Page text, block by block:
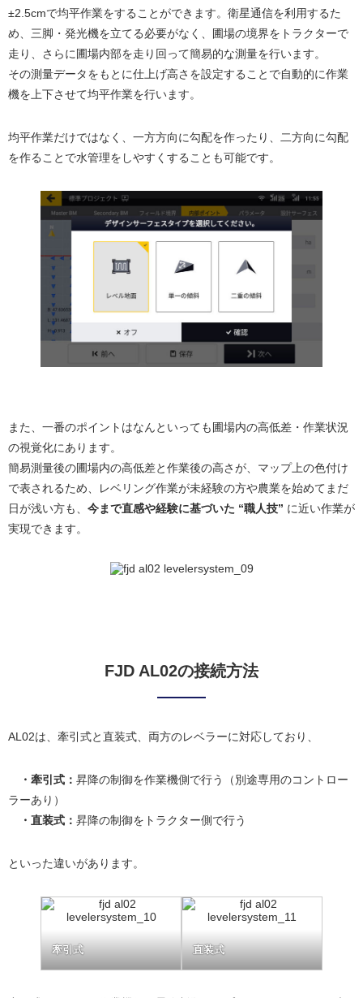
±2.5cmで均平作業をすることができます。衛星通信を利用するた
め、三脚・発光機を立てる必要がなく、圃場の境界をトラクターで
走り、さらに圃場内部を走り回って簡易的な測量を行います。
その測量データをもとに仕上げ高さを設定することで自動的に作業
機を上下させて均平作業を行います。
均平作業だけではなく、一方方向に勾配を作ったり、二方向に勾配
を作ることで水管理をしやすくすることも可能です。
また、一番のポイントはなんといっても圃場内の高低差・作業状況
の視覚化にあります。
簡易測量後の圃場内の高低差と作業後の高さが、マップ上の色付け
で表されるため、レベリング作業が未経験の方や農業を始めてまだ
日が浅い方も、 今まで直感や経験に基づいた “職人技” に近い作業が
実現できます。
FJD AL02の接続方法
AL02は、牽引式と直装式、両方のレベラーに対応しており、
・牽引式： 昇降の制御を作業機側で行う（別途専用のコントロー
ラーあり）
・直装式： 昇降の制御をトラクター側で行う
といった違いがあります。
牽引式 直装式